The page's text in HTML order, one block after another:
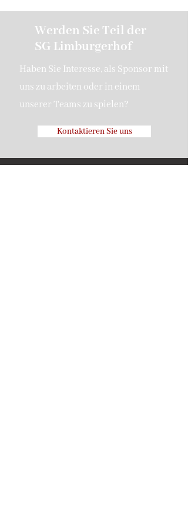
Werden Sie Teil der
SG Limburgerhof
Haben Sie Interesse, als Sponsor mit
uns zu arbeiten oder in einem
unserer Teams zu spielen?
Kontaktieren Sie uns